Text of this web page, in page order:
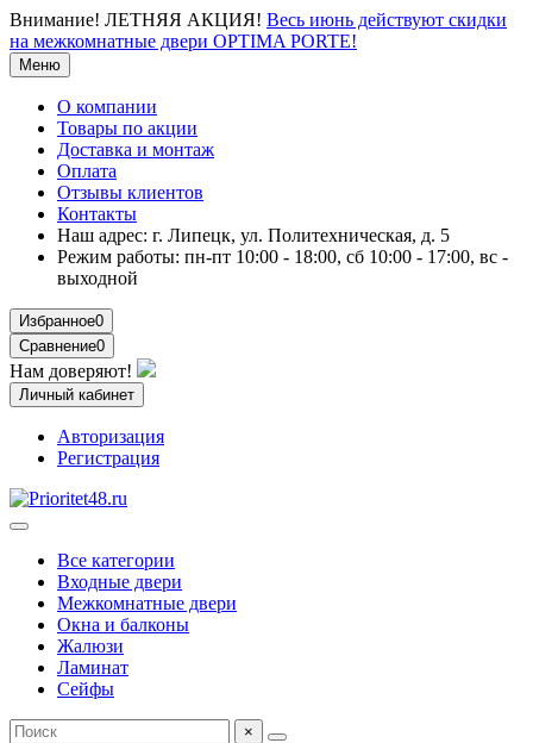
Внимание! ЛЕТНЯЯ АКЦИЯ! Весь июнь действуют скидки
на межкомнатные двери OPTIMA PORTE!
Меню
О компании
Товары по акции
Доставка и монтаж
Оплата
Отзывы клиентов
Контакты
Наш адрес: г. Липецк, ул. Политехническая, д. 5
Режим работы: пн-пт 10:00 - 18:00, сб 10:00 - 17:00, вс -
выходной
Избранное0
Сравнение0
Нам доверяют!
Личный кабинет
Авторизация
Регистрация
Все категории
Входные двери
Межкомнатные двери
Окна и балконы
Жалюзи
Ламинат
Сейфы
×